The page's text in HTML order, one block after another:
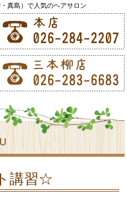
真島）で人気のヘアサロン
講習☆